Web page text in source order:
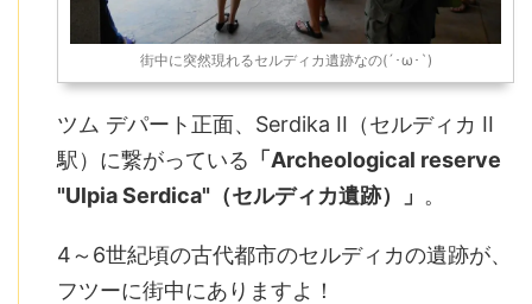
街中に突然現れるセルディカ遺跡なの(´･ω･`)
ツム デパート正面、Serdika II（セルディカ II
駅）に繋がっている 「Archeological reserve
"Ulpia Serdica"（セルディカ遺跡）」 。
4～6世紀頃の古代都市のセルディカの遺跡が、
フツーに街中にありますよ！